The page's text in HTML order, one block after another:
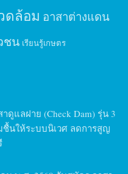
ดล้อม อาสาต่างแดน
ชน เรียนรู้เกษตร
ดูแลฝาย (Check Dam) รุ่น 3
นให้ระบบนิเวศ ลดการสูญ